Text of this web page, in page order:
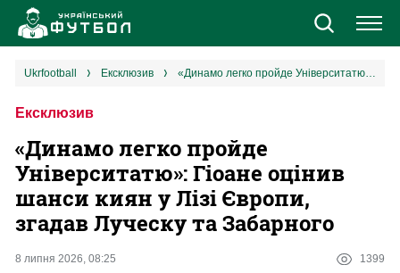
Новини
Єврокубки
УПЛ
ukrfootball ексклюзив «Динамо легко пройде Університатю»: Гіоане оцінив шанси киян у Лізі Європи, згадав Луческу та Забарного
Ексклюзив
«Динамо легко пройде
Університатю»: Гіоане оцінив
шанси киян у Лізі Європи,
згадав Луческу та Забарного
8 липня 2026, 08:25 1399